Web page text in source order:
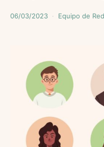
06/03/2023 Equipo de